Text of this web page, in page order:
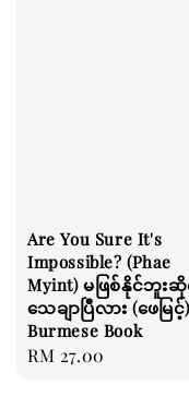
Are You Sure It's
Impossible? (Phae
Myint) မဖြစ်နိုင်ဘူး
သေချာပြီလား (ဖေမြင့်)
Burmese Book
Regular
RM 27.00